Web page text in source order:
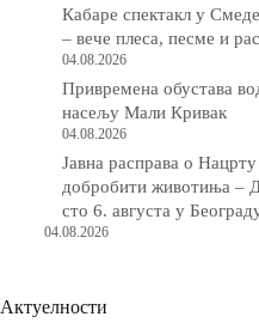
Кабаре спектакл у
– вече плеса, песме и
04.08.2026
Привремена обустава
насељу Мали Кривак
04.08.2026
Јавна расправа о Нацрту
добробити животиња –
сто 6. августа у
04.08.2026
Актуелности